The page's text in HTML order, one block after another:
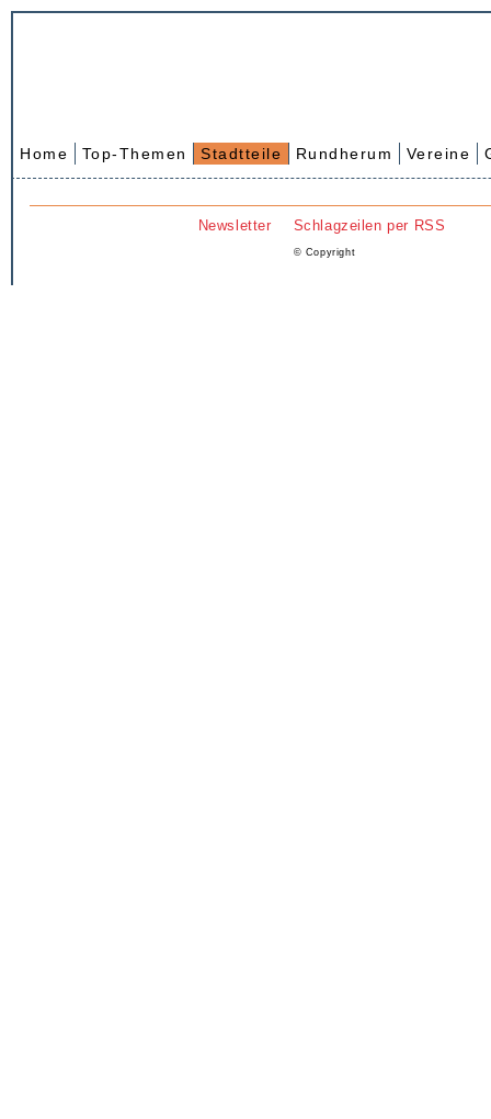
Home Top-Themen Stadtteile Rundherum Vereine
Newsletter Schlagzeilen per RSS
© Copyright